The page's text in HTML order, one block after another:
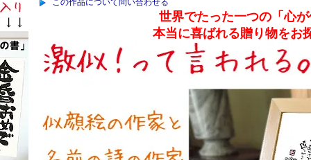
世界でたった一つの「心
本当に喜ばれる贈り物をお